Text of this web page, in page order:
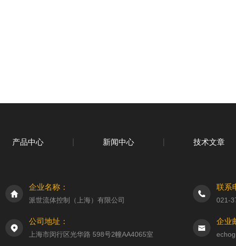
产品中心 新闻中心 技术文章
企业名称：
派世流体控制（上海）有限公司
联系
021-
公司地址：
上海市闵行区光华路 598号2幢AA4065室
企业